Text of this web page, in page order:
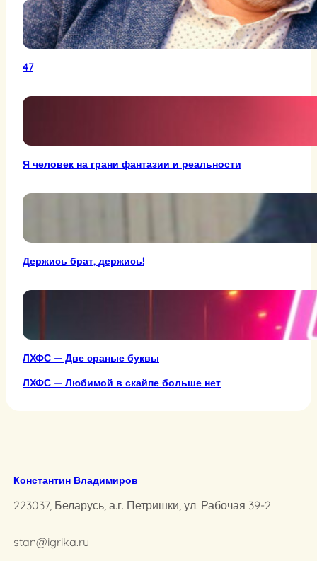
47
Я человек на грани фантазии и реальности
Держись брат, держись!
ЛХФС — Две сраные буквы
ЛХФС — Любимой в скайпе больше нет
Константин Владимиров
223037, Беларусь, а.г. Петришки, ул. Рабочая 39-2
stan@igrika.ru